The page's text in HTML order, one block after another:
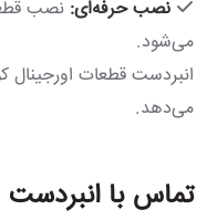
نصب حرفه‌ای: نصب
می‌شود.
انبردست قطعات اورجینال
می‌دهد.
تماس با انبردست